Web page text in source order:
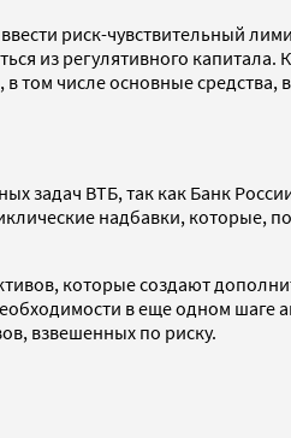
риск-чувствительный
из регулятивного капитала.
том числе основные
задач ВТБ, так как Банк
надбавки, которые,
которые создают
в еще одном шаге
взвешенных по риску.